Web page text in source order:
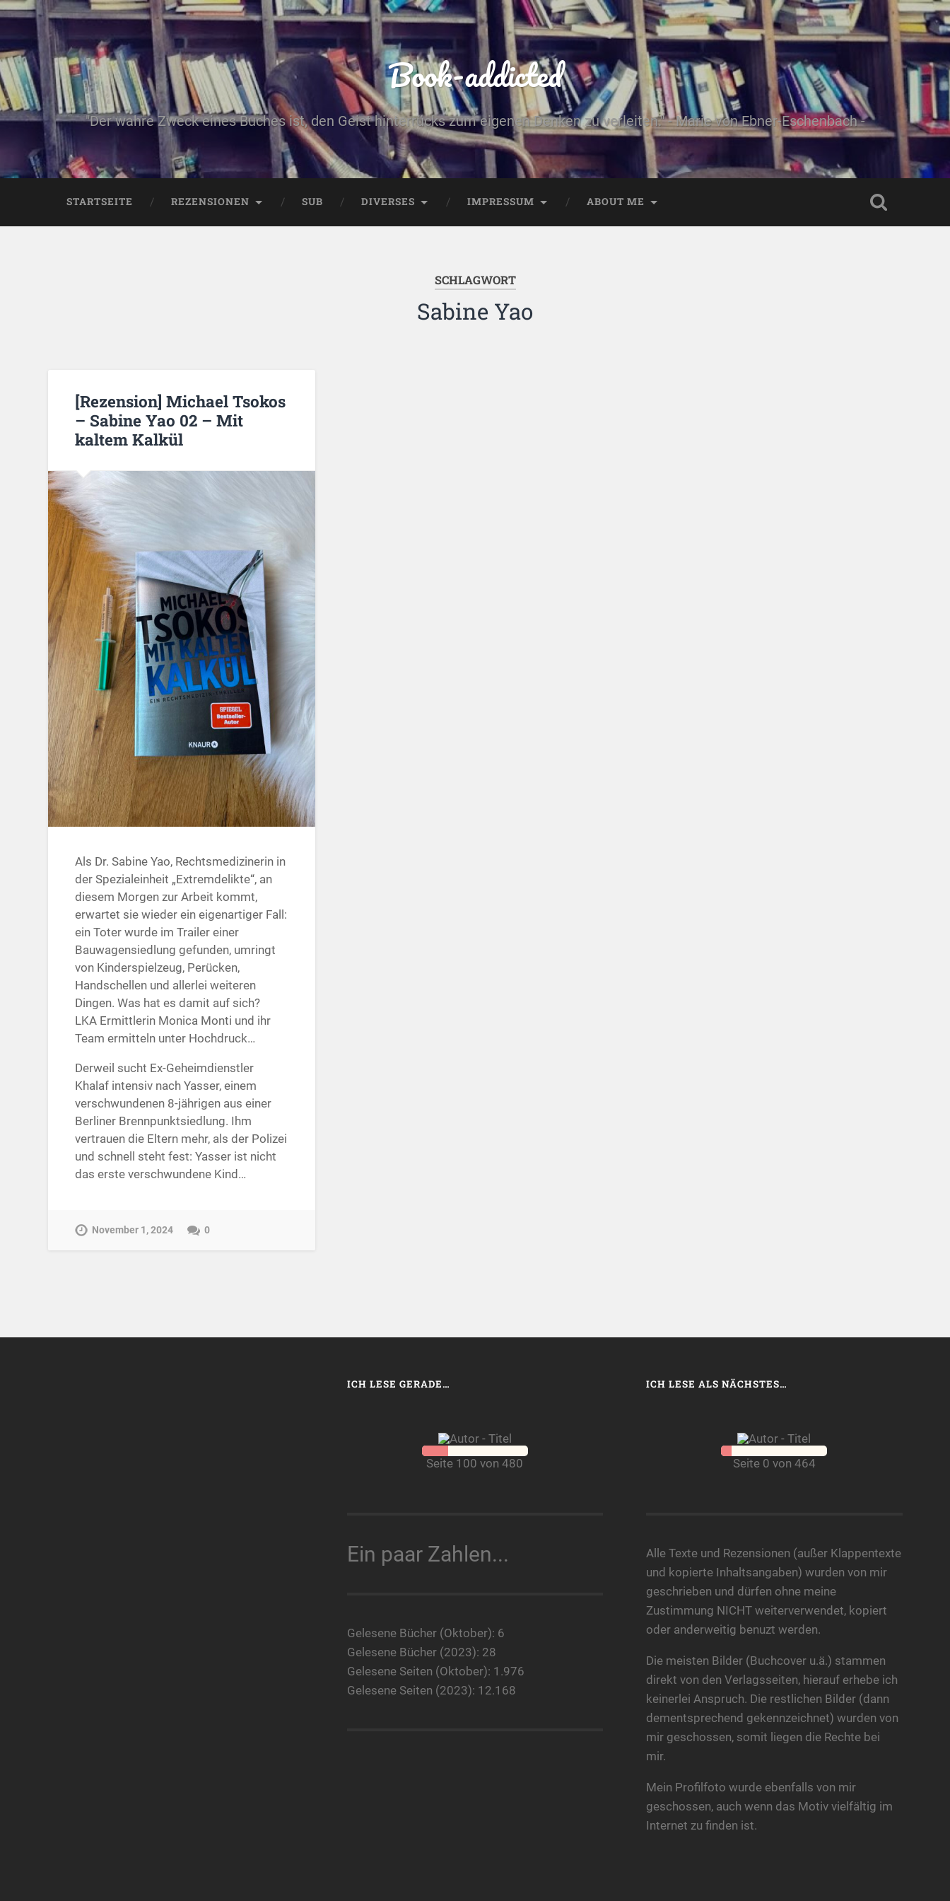
Book-addicted
"Der wahre Zweck eines Buches ist, den Geist hinterrücks zum eigenen Denken zu verleiten." - Marie von Ebner-Eschenbach -
STARTSEITE REZENSIONEN SUB DIVERSES IMPRESSUM ABOUT ME
SCHLAGWORT
Sabine Yao
[Rezension] Michael Tsokos
– Sabine Yao 02 – Mit
kaltem Kalkül
Als Dr. Sabine Yao, Rechtsmedizinerin in
der Spezialeinheit „Extremdelikte“, an
diesem Morgen zur Arbeit kommt,
erwartet sie wieder ein eigenartiger Fall:
ein Toter wurde im Trailer einer
Bauwagensiedlung gefunden, umringt
von Kinderspielzeug, Perücken,
Handschellen und allerlei weiteren
Dingen. Was hat es damit auf sich?
LKA Ermittlerin Monica Monti und ihr
Team ermitteln unter Hochdruck…
Derweil sucht Ex-Geheimdienstler
Khalaf intensiv nach Yasser, einem
verschwundenen 8-jährigen aus einer
Berliner Brennpunktsiedlung. Ihm
vertrauen die Eltern mehr, als der Polizei
und schnell steht fest: Yasser ist nicht
das erste verschwundene Kind…
November 1, 2024 0
ICH LESE GERADE…
Seite 100 von 480
Ein paar Zahlen...
Gelesene Bücher (Oktober): 6
Gelesene Bücher (2023): 28
Gelesene Seiten (Oktober): 1.976
Gelesene Seiten (2023): 12.168
ICH LESE ALS NÄCHSTES…
Seite 0 von 464
Alle Texte und Rezensionen (außer Klappentexte
und kopierte Inhaltsangaben) wurden von mir
geschrieben und dürfen ohne meine
Zustimmung NICHT weiterverwendet, kopiert
oder anderweitig benuzt werden.
Die meisten Bilder (Buchcover u.ä.) stammen
direkt von den Verlagsseiten, hierauf erhebe ich
keinerlei Anspruch. Die restlichen Bilder (dann
dementsprechend gekennzeichnet) wurden von
mir geschossen, somit liegen die Rechte bei
mir.
Mein Profilfoto wurde ebenfalls von mir
geschossen, auch wenn das Motiv vielfältig im
Internet zu finden ist.